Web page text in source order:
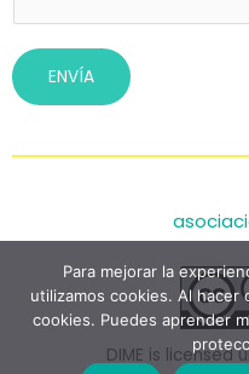
ENVÍA
DIME is licensed
Para mejorar la
utilizamos cookies. Al hacer
cookies. Puedes aprender